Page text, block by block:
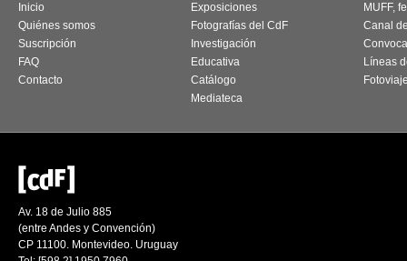
Inicio
Quiénes somos
Suscripción
FAQ
Contacto
Exposiciones
Fotografías del CdF
Investigación
Educativa
Catálogo
Mediateca
MUFF,
Canal
Líneas
Av. 18 de Julio 885
(entre Andes y Convención)
CP 11100. Montevideo. Uruguay